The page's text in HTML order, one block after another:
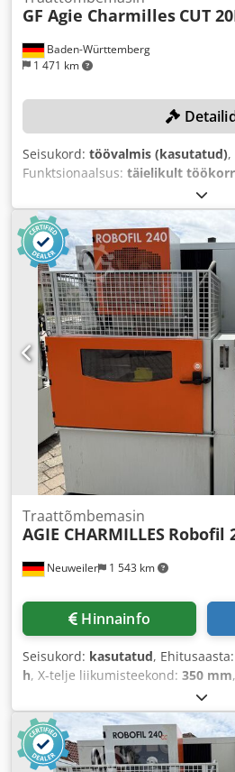
Baden-Württemberg
1 471 km
GF Agie Charmilles CUT
Seisukord: töövalmis (kasutatud),
Funktsionaalsus: täielikult
, X-telje liikumisteekond:
liikumisteekond:250 mm, Z-telje
kogumass:2 640 kg,
Neuweiler 1 543 km
Traattõmbemasin
AGIE CHARMILLES Robofil
Hinnainfo
Seisukord: kasutatud, Ehitusaasta:
h, X-telje liikumisteekond: 350 mm
, Z-telje liikumisteekond: